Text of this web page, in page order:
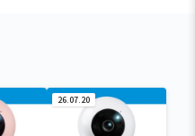
26.07.20